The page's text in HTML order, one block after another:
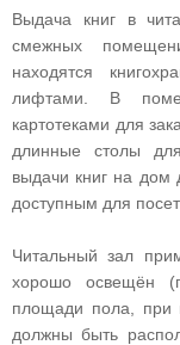
Выдача книг в
смежных
находятся
лифтами. В
картотеками для
длинные столы
выдачи книг на дом
доступным для
Читальный зал
хорошо освещён
площади пола, при
должны быть